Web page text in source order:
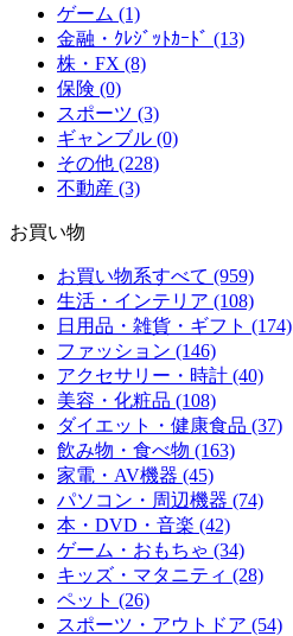
ゲーム (1)
金融・ｸﾚｼﾞｯﾄｶｰﾄﾞ (13)
株・FX (8)
保険 (0)
スポーツ (3)
ギャンブル (0)
その他 (228)
不動産 (3)
お買い物
お買い物系すべて (959)
生活・インテリア (108)
日用品・雑貨・ギフト (174)
ファッション (146)
アクセサリー・時計 (40)
美容・化粧品 (108)
ダイエット・健康食品 (37)
飲み物・食べ物 (163)
家電・AV機器 (45)
パソコン・周辺機器 (74)
本・DVD・音楽 (42)
ゲーム・おもちゃ (34)
キッズ・マタニティ (28)
ペット (26)
スポーツ・アウトドア (54)